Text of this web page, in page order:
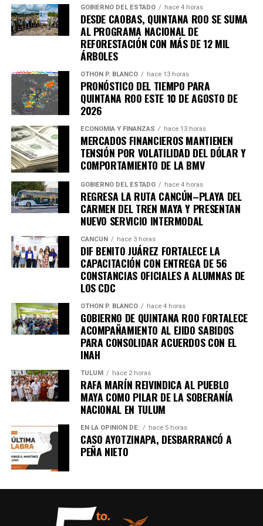
Recibe las noticias al instante
Únete al canal oficial de WhatsApp de
Quinto Podery recibe las noticias más
importantes de Quintana Roo directamente
en tu teléfono.
Unirme al canal de WhatsApp
GOBIERNO DEL ESTADO hace 4 horas
DESDE CAOBAS, QUINTANA ROO SE SUMA
AL PROGRAMA NACIONAL DE
REFORESTACIÓN CON MÁS DE 12 MIL
ÁRBOLES
OTHON P. BLANCO hace 13 horas
PRONÓSTICO DEL TIEMPO PARA
QUINTANA ROO ESTE 10 DE AGOSTO DE
2026
ECONOMÍA Y FINANZAS hace 13 horas
MERCADOS FINANCIEROS MANTIENEN
TENSIÓN POR VOLATILIDAD DEL DÓLAR Y
COMPORTAMIENTO DE LA BMV
GOBIERNO DEL ESTADO hace 4 horas
REGRESA LA RUTA CANCÚN–PLAYA DEL
CARMEN DEL TREN MAYA Y PRESENTAN
NUEVO SERVICIO INTERMODAL
CANCÚN hace 3 horas
DIF BENITO JUÁREZ FORTALECE LA
CAPACITACIÓN CON ENTREGA DE 56
CONSTANCIAS OFICIALES A ALUMNAS DE
LOS CDC
OTHON P. BLANCO hace 4 horas
GOBIERNO DE QUINTANA ROO FORTALECE
ACOMPAÑAMIENTO AL EJIDO SABIDOS
PARA CONSOLIDAR ACUERDOS CON EL
INAH
TULUM hace 2 horas
RAFA MARÍN REIVINDICA AL PUEBLO
MAYA COMO PILAR DE LA SOBERANÍA
NACIONAL EN TULUM
EN LA OPINIÓN DE: hace 5 horas
CASO AYOTZINAPA, DESBARRANCÓ A
PEÑA NIETO